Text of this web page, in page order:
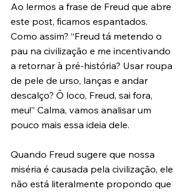
Ao lermos a frase de Freud que abre
este post, ficamos espantados.
Como assim? “Freud tá metendo o
pau na civilização e me incentivando
a retornar à pré-história? Usar roupa
de pele de urso, lanças e andar
descalço? Ô loco, Freud, sai fora,
meu!” Calma, vamos analisar um
pouco mais essa ideia dele.
Quando Freud sugere que nossa
miséria é causada pela civilização, ele
não está literalmente propondo que